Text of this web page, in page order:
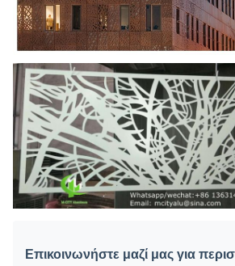
Επικοινωνήστε μαζί μας για